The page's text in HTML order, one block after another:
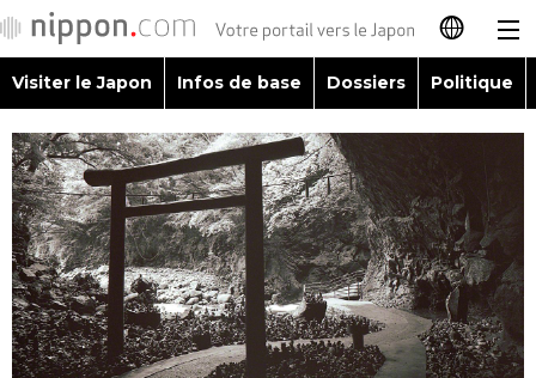
日本語
English
简体字
繁體字
Español
Visiter le Japon
Infos de base
Dossiers
Visiter le Japon Infos de base Dossiers Politique